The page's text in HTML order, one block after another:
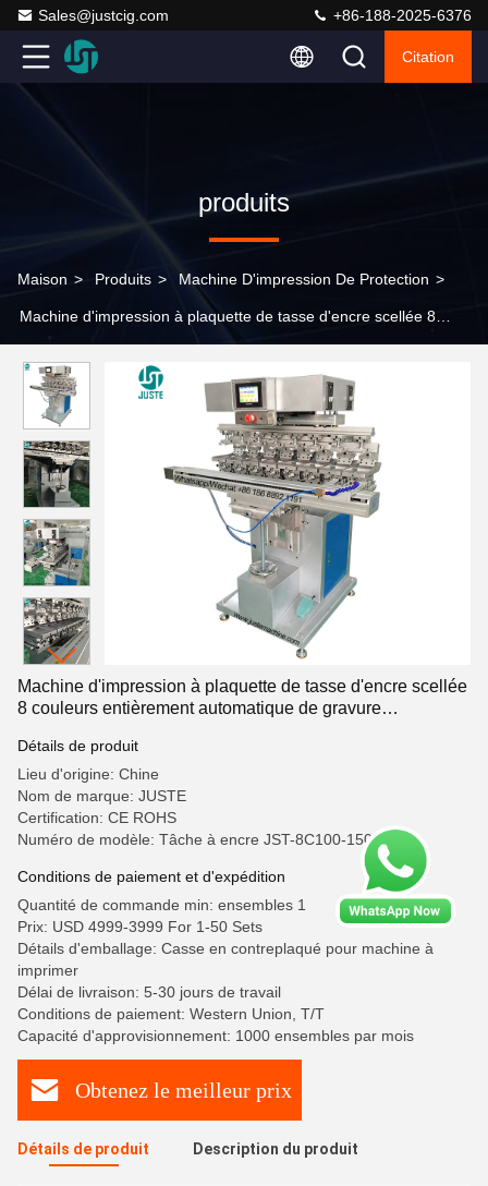
Sales@justcig.com +86-188-2025-6376
Citation
produits
Maison > Produits > Machine D'impression De Protection >
Machine d'impression à plaquette de tasse d'encre scellée 8
machine à pinceau lame imprimante à plaquette utilisée
Machine d'impression à plaquette de tasse d'encre scellée
8 couleurs entièrement automatique de gravure
plaquette utilisée
Détails de produit
Lieu d'origine: Chine
Nom de marque: JUSTE
Certification: CE ROHS
Numéro de modèle: Tâche à encre JST-8C100-150S
Conditions de paiement et d'expédition
Quantité de commande min: ensembles 1
Prix: USD 4999-3999 For 1-50 Sets
Détails d'emballage: Casse en contreplaqué pour machine à
imprimer
Délai de livraison: 5-30 jours de travail
Conditions de paiement: Western Union, T/T
Capacité d'approvisionnement: 1000 ensembles par mois
Obtenez le meilleur prix
Détails de produit Description du produit